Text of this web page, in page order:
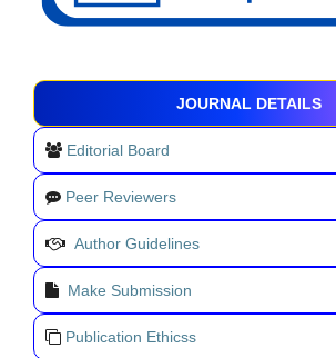
JOURNAL DETAILS
Editorial Board
Peer Reviewers
Author Guidelines
Make Submission
Publication Ethicss